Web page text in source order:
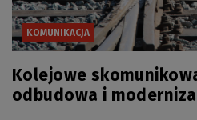
KOMUNIKACJA
Kolejowe
odbudowa i